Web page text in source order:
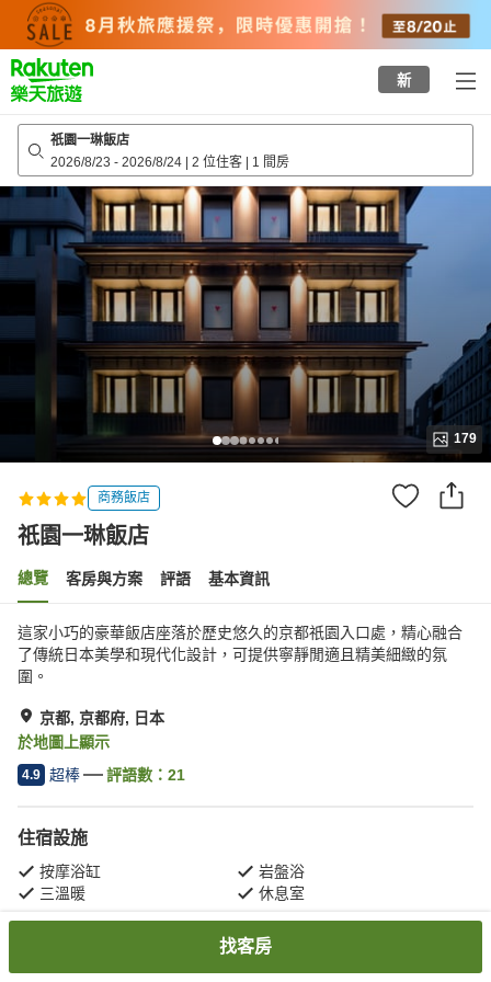
top
page
新
祇園一琳飯店
2026/8/23 - 2026/8/24 | 2 位住客 | 1 間房
179
商務飯店
祇園一琳飯店
總覽 客房與方案 評語 基本資訊
這家小巧的豪華飯店座落於歷史悠久的京都祇園入口處，精心融合
了傳統日本美學和現代化設計，可提供寧靜閒適且精美細緻的氛
圍。
京都, 京都府, 日本
於地圖上顯示
4.9 超棒 評語數： 21
住宿設施
按摩浴缸
岩盤浴
三溫暖
休息室
京都 祇園一琳飯店
找客房